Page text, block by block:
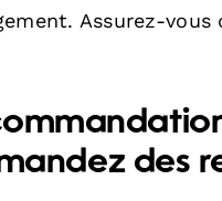
Assurez-vous
des